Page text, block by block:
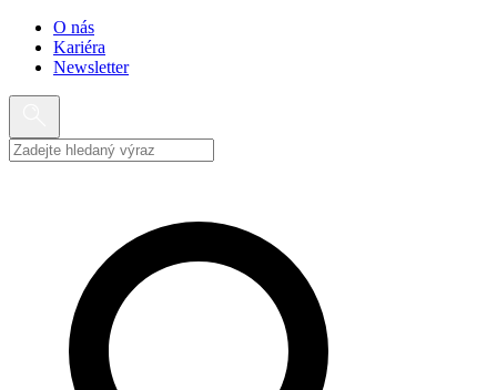
O nás
Kariéra
Newsletter